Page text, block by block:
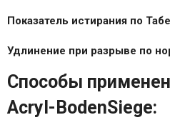
Показатель истирания по
Удлинение при разрыве по
Способы
Acryl-BodenSiege: